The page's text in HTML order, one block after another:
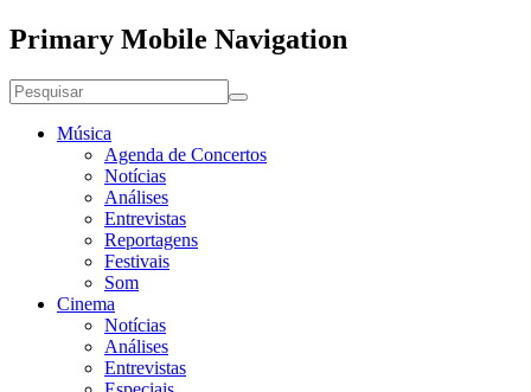
Primary Mobile Navigation
Música
Agenda de Concertos
Notícias
Análises
Entrevistas
Reportagens
Festivais
Som
Cinema
Notícias
Análises
Entrevistas